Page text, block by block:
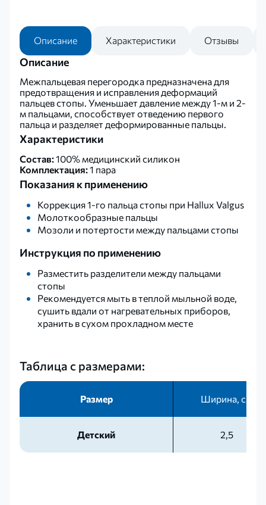
Описание Характеристики Отзывы
Описание
Межпальцевая перегородка предназначена для
предотвращения и исправления деформаций
пальцев стопы. Уменьшает давление между 1-м и 2-
м пальцами, способствует отведению первого
пальца и разделяет деформированные пальцы.
Характеристики
Состав:100% медицинский силикон
Комплектация:1 пара
Показания к применению
Коррекция 1-го пальца стопы при Hallux Valgus
Молоткообразные пальцы
Мозоли и потертости между пальцами стопы
Инструкция по применению
Разместить разделители между пальцами
стопы
Рекомендуется мыть в теплой мыльной воде,
сушить вдали от нагревательных приборов,
хранить в сухом прохладном месте
Таблица с размерами:
Размер Ширина, см
Детский 2,5